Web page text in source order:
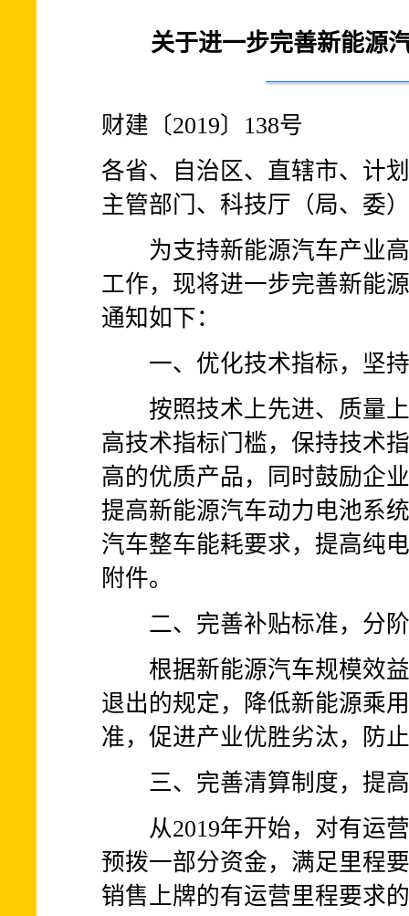
关于进一步完善新能源
财建〔2019〕138号
各省、自治区、直辖市、计
主管部门、科技厅（局、委
为支持新能源汽车产业高
工作，现将进一步完善新能
通知如下：
一、优化技术指标，坚持
按照技术上先进、质量上
高技术指标门槛，保持技术
高的优质产品，同时鼓励企
提高新能源汽车动力电池系
汽车整车能耗要求，提高纯
附件。
二、完善补贴标准，分阶
根据新能源汽车规模效益
退出的规定，降低新能源乘
准，促进产业优胜劣汰，防
三、完善清算制度，提高
从2019年开始，对有运营
预拨一部分资金，满足里程
销售上牌的有运营里程要求